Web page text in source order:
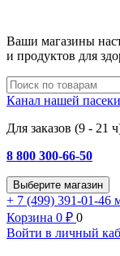
Ваши магазины
и продуктов для
Канал нашей пасеки
Для заказов (9 - 21
8 800 300-66-50
Выберите магазин
+ 7 (499) 391-01-46
Корзина 0 ₽ 0
Войти в личный